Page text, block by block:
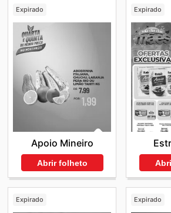
Expirado
Apoio Mineiro
Abrir folheto
Expirado
Expirado Expirado